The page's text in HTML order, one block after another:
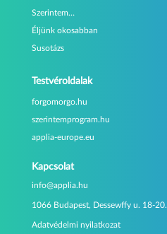
Szerintem…
Éljünk okosabban
Susotázs
Testvéroldalak
forgomorgo.hu
szerintemprogram.hu
applia-europe.eu
Kapcsolat
info@applia.hu
1066 Budapest, Dessewffy u. 18-20.
Adatvédelmi nyilatkozat